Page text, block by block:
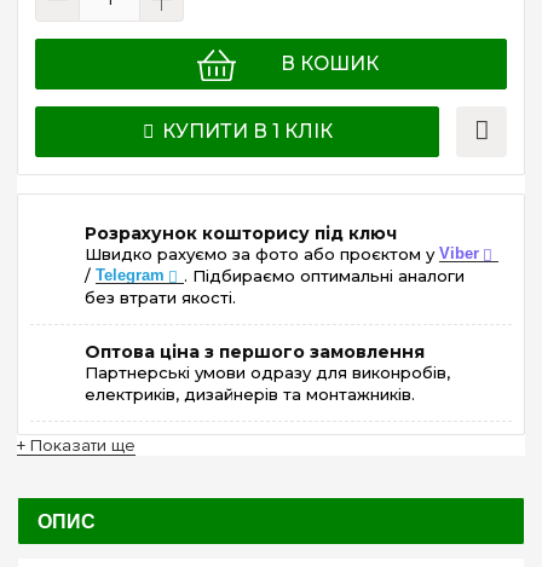
В КОШИК
КУПИТИ В 1 КЛІК
Розрахунок кошторису під ключ
Швидко рахуємо за фото або проєктом у Viber
/ Telegram
. Підбираємо оптимальні аналоги
без втрати якості.
Оптова ціна з першого замовлення
Партнерські умови одразу для виконробів,
електриків, дизайнерів та монтажників.
+ Показати ще
ОПИС